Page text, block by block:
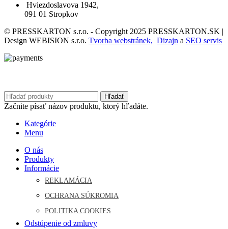
Hviezdoslavova 1942,
091 01 Stropkov
© PRESSKARTON s.r.o. - Copyright 2025 PRESSKARTON.SK |
Design WEBISION s.r.o. Tvorba webstránek, Dizajn a SEO servis
Hľadať
Začnite písať názov produktu, ktorý hľadáte.
Kategórie
Menu
O nás
Produkty
Informácie
REKLAMÁCIA
OCHRANA SÚKROMIA
POLITIKA COOKIES
Odstúpenie od zmluvy